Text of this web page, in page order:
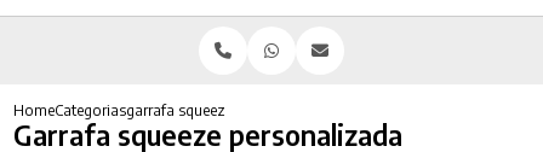
HomeCategoriasgarrafa squeeze personalizada
Garrafa squeeze personalizada